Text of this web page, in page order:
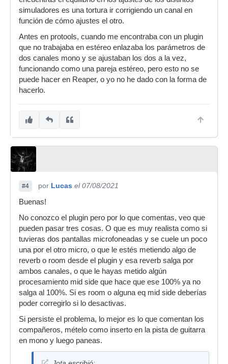
simuladores es una tortura ir corrigiendo un canal en
función de cómo ajustes el otro.
Antes en protools, cuando me encontraba con un plugin
que no trabajaba en estéreo enlazaba los parámetros de
dos canales mono y se ajustaban los dos a la vez,
funcionando como una pareja estéreo, pero esto no se
puede hacer en Reaper, o yo no he dado con la forma de
hacerlo.
#4 por Lucas el 07/08/2021
Buenas!
No conozco el plugin pero por lo que comentas, veo que
pueden pasar tres cosas. O que es muy realista como si
tuvieras dos pantallas microfoneadas y se cuele un poco
una por el otro micro, o que le estés metiendo algo de
reverb o room desde el plugin y esa reverb salga por
ambos canales, o que le hayas metido algún
procesamiento mid side que hace que ese 100% ya no
salga al 100%. Si es room o alguna eq mid side deberías
poder corregirlo si lo desactivas.
Si persiste el problema, lo mejor es lo que comentan los
compañeros, mételo como inserto en la pista de guitarra
en mono y luego paneas.